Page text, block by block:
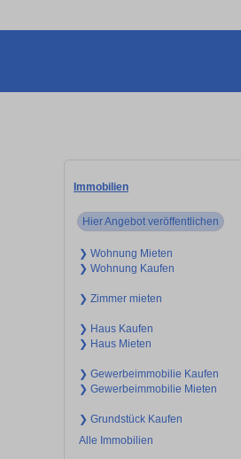
Immobilien
Hier Angebot veröffentlichen
❯ Wohnung Mieten
❯ Wohnung Kaufen
❯ Zimmer mieten
❯ Haus Kaufen
❯ Haus Mieten
❯ Gewerbeimmobilie Kaufen
❯ Gewerbeimmobilie Mieten
❯ Grundstück Kaufen
Alle Immobilien